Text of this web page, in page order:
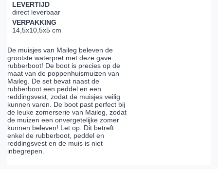
LEVERTIJD
direct leverbaar
VERPAKKING
14,5x10,5x5 cm
De muisjes van Maileg beleven de
grootste waterpret met deze gave
rubberboot! De boot is precies op de
maat van de poppenhuismuizen van
Maileg. De set bevat naast de
rubberboot een peddel en een
reddingsvest, zodat de muisjes veilig
kunnen varen. De boot past perfect bij
de leuke zomerserie van Maileg, zodat
de muizen een onvergetelijke zomer
kunnen beleven! Let op: Dit betreft
enkel de rubberboot, peddel en
reddingsvest en de muis is niet
inbegrepen.